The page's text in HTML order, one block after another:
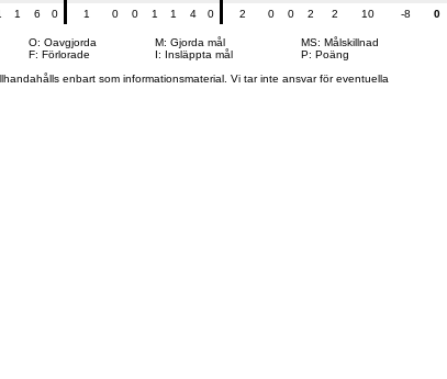
1 6 0 1 0 0 1 1 4 0 2 0 0 2 2 10 -8
0
O: Oavgjorda
F: Förlorade
M: Gjorda mål
I: Insläppta mål
MS: Målskillnad
P: Poäng
enbart som informationsmaterial. Vi tar inte ansvar för eventuella